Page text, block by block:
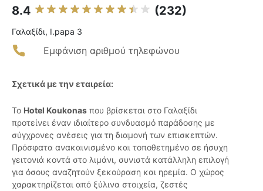
8.4 (232)
Γαλαξίδι, I.papa 3
Εμφάνιση αριθμού τηλεφώνου
Σχετικά με την εταιρεία:
Το Hotel Koukonas που βρίσκεται στο Γαλαξίδι
προτείνει έναν ιδιαίτερο συνδυασμό παράδοσης με
σύγχρονες ανέσεις για τη διαμονή των επισκεπτών.
Πρόσφατα ανακαινισμένο και τοποθετημένο σε ήσυχη
γειτονιά κοντά στο λιμάνι, συνιστά κατάλληλη επιλογή
για όσους αναζητούν ξεκούραση και ηρεμία. Ο χώρος
χαρακτηρίζεται από ξύλινα στοιχεία, ζεστές